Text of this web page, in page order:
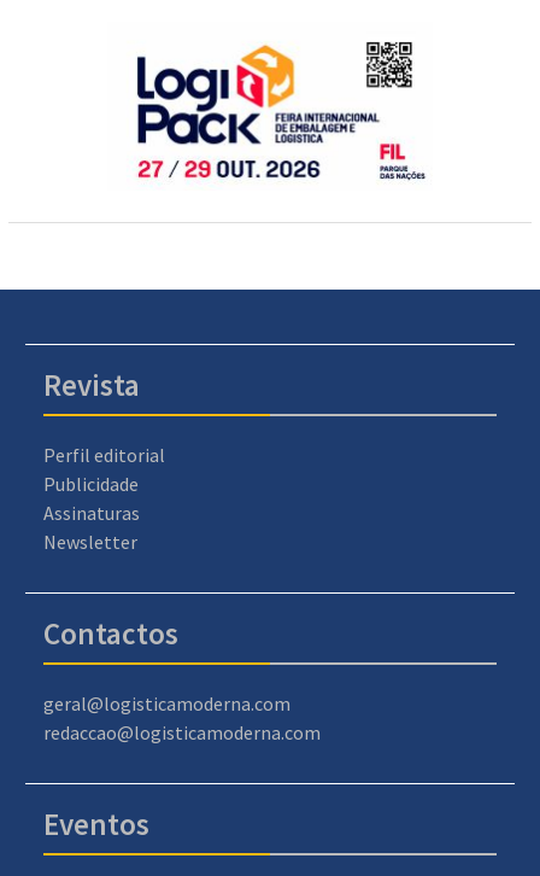
Revista
Perfil editorial
Publicidade
Assinaturas
Newsletter
Contactos
geral@logisticamoderna.com
redaccao@logisticamoderna.com
Eventos